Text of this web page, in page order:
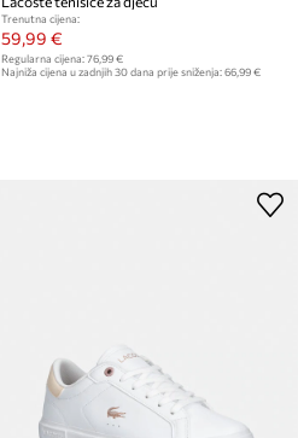
Trenutna cijena:
59,99 €
Regularna cijena: 76,99 €
Najniža cijena u zadnjih 30 dana prije sniženja: 66,99 €